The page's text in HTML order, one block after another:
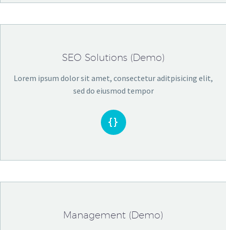
SEO Solutions (Demo)
Lorem ipsum dolor sit amet, consectetur aditpisicing elit,
sed do eiusmod tempor


Management (Demo)